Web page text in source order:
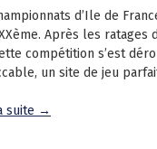
d’Ile de
Après les
compétition s’est
un site de jeu
suite →